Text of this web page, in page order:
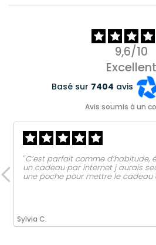
9,6/10
Excellent
Basé sur 7404 avis
Avis soumis à un
Sylvia C.
‟C’est parfait comme
un cadeau par internet j aurais
une poche pour mettre le cadeau